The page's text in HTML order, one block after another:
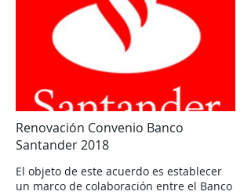
Renovación Convenio Banco
Santander 2018
El objeto de este acuerdo es establecer
un marco de colaboración entre el Banco